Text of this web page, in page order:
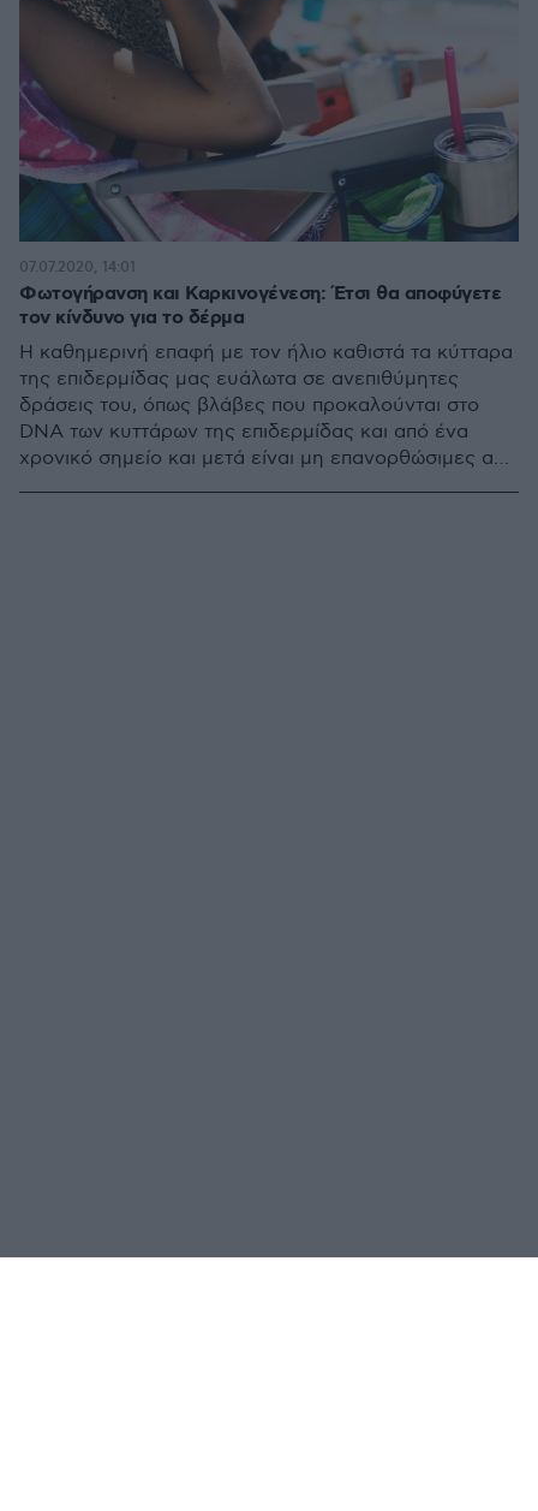
Φωτογήρανση και Καρκινογένεση: Έτσι θα αποφύγετε
τον κίνδυνο για το δέρμα
Η καθημερινή επαφή με τον ήλιο καθιστά τα κύτταρα
της επιδερμίδας μας ευάλωτα σε ανεπιθύμητες
δράσεις του, όπως βλάβες που προκαλούνται στο
DNA των κυττάρων της επιδερμίδας και από ένα
χρονικό σημείο και μετά είναι μη επανορθώσιμες από
07.07.2020, 14:01